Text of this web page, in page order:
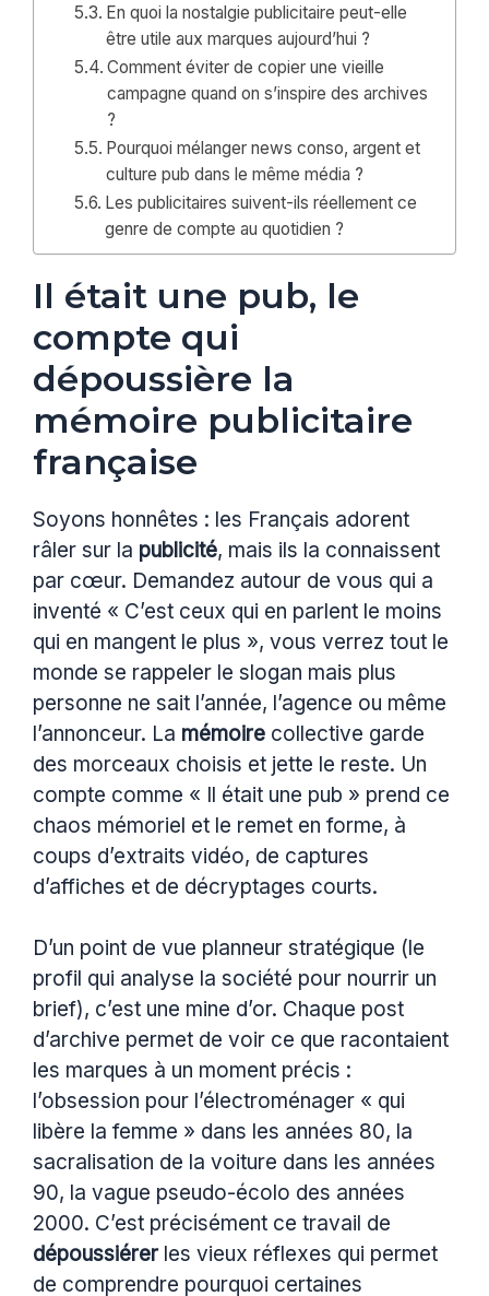
En quoi la nostalgie publicitaire peut-elle
être utile aux marques aujourd’hui ?
Comment éviter de copier une vieille
campagne quand on s’inspire des archives
?
Pourquoi mélanger news conso, argent et
culture pub dans le même média ?
Les publicitaires suivent-ils réellement ce
genre de compte au quotidien ?
Il était une pub, le
compte qui
dépoussière la
mémoire publicitaire
française
Soyons honnêtes : les Français adorent
râler sur la publicité, mais ils la connaissent
par cœur. Demandez autour de vous qui a
inventé « C’est ceux qui en parlent le moins
qui en mangent le plus », vous verrez tout le
monde se rappeler le slogan mais plus
personne ne sait l’année, l’agence ou même
l’annonceur. La mémoire collective garde
des morceaux choisis et jette le reste. Un
compte comme « Il était une pub » prend ce
chaos mémoriel et le remet en forme, à
coups d’extraits vidéo, de captures
d’affiches et de décryptages courts.
D’un point de vue planneur stratégique (le
profil qui analyse la société pour nourrir un
brief), c’est une mine d’or. Chaque post
d’archive permet de voir ce que racontaient
les marques à un moment précis :
l’obsession pour l’électroménager « qui
libère la femme » dans les années 80, la
sacralisation de la voiture dans les années
90, la vague pseudo-écolo des années
2000. C’est précisément ce travail de
dépoussiérerles vieux réflexes qui permet
de comprendre pourquoi certaines